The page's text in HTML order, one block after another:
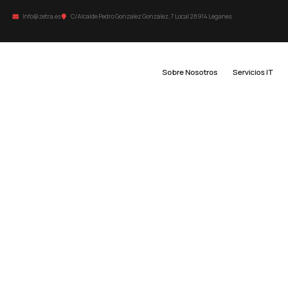
Info@zetra.es C/Alcalde Pedro Gonzalez Gonzalez, 7 Local 28914 Leganes
Sobre Nosotros Servicios IT